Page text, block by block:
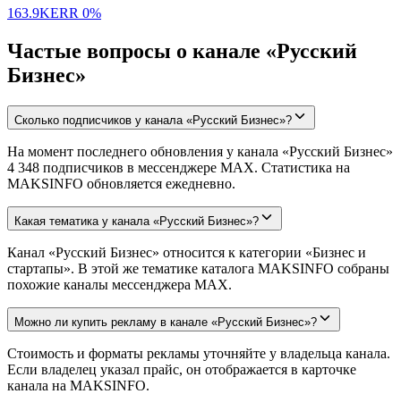
163.9KERR 0%
Частые вопросы о канале «Русский
Бизнес»
Сколько подписчиков у канала «Русский Бизнес»?
На момент последнего обновления у канала «Русский Бизнес»
4 348 подписчиков в мессенджере MAX. Статистика на
MAKSINFO обновляется ежедневно.
Какая тематика у канала «Русский Бизнес»?
Канал «Русский Бизнес» относится к категории «Бизнес и
стартапы». В этой же тематике каталога MAKSINFO собраны
похожие каналы мессенджера MAX.
Можно ли купить рекламу в канале «Русский Бизнес»?
Стоимость и форматы рекламы уточняйте у владельца канала.
Если владелец указал прайс, он отображается в карточке
канала на MAKSINFO.